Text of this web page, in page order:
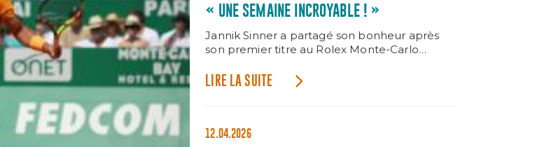
« UNE SEMAINE INCROYABLE ! »
Jannik Sinner a partagé son bonheur après
son premier titre au Rolex Monte-Carlo
LIRE LA SUITE
12.04.2026